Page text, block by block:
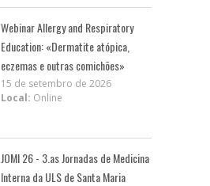
Webinar Allergy and Respiratory
Education: «Dermatite atópica,
eczemas e outras comichões»
15 de setembro de 2026
Local: Online
JOMI 26 - 3.as Jornadas de Medicina
Interna da ULS de Santa Maria